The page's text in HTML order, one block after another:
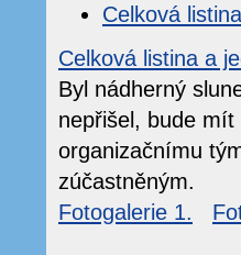
Celková listina
Celková listina a
Byl nádherný
nepřišel, bude
organizačnímu
zúčastněným.
Fotogalerie 1.